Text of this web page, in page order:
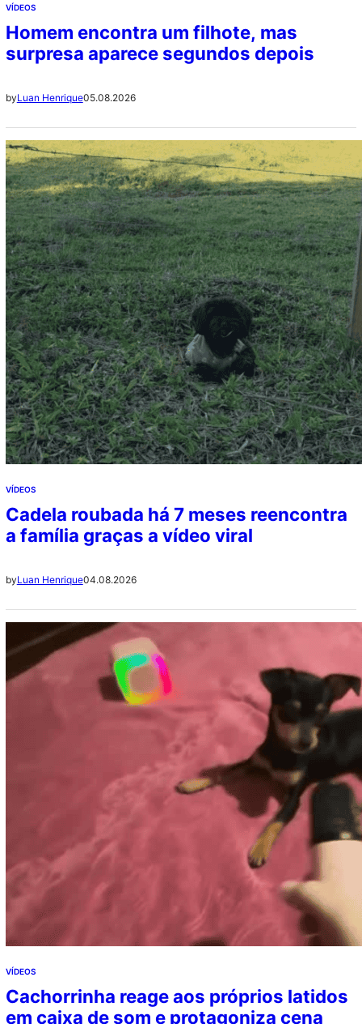
VÍDEOS
Homem encontra um filhote, mas
surpresa aparece segundos depois
byLuan Henrique05.08.2026
VÍDEOS
Cadela roubada há 7 meses reencontra
a família graças a vídeo viral
byLuan Henrique04.08.2026
VÍDEOS
Cachorrinha reage aos próprios latidos
em caixa de som e protagoniza cena